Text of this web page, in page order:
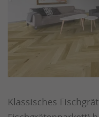
Klassisches